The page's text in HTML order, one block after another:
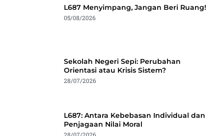
L687 Menyimpang, Jangan Beri Ruang!
05/08/2026
Sekolah Negeri Sepi: Perubahan
Orientasi atau Krisis Sistem?
28/07/2026
L687: Antara Kebebasan Individual dan
Penjagaan Nilai Moral